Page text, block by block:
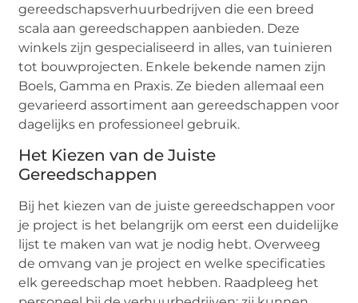
gereedschapsverhuurbedrijven die een breed
scala aan gereedschappen aanbieden. Deze
winkels zijn gespecialiseerd in alles, van tuinieren
tot bouwprojecten. Enkele bekende namen zijn
Boels, Gamma en Praxis. Ze bieden allemaal een
gevarieerd assortiment aan gereedschappen voor
dagelijks en professioneel gebruik.
Het Kiezen van de Juiste
Gereedschappen
Bij het kiezen van de juiste gereedschappen voor
je project is het belangrijk om eerst een duidelijke
lijst te maken van wat je nodig hebt. Overweeg
de omvang van je project en welke specificaties
elk gereedschap moet hebben. Raadpleeg het